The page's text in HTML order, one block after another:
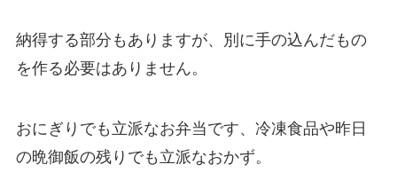
納得する部分もありますが、別に手の込んだもの
を作る必要はありません。
おにぎりでも立派なお弁当です、冷凍食品や昨日
の晩御飯の残りでも立派なおかず。